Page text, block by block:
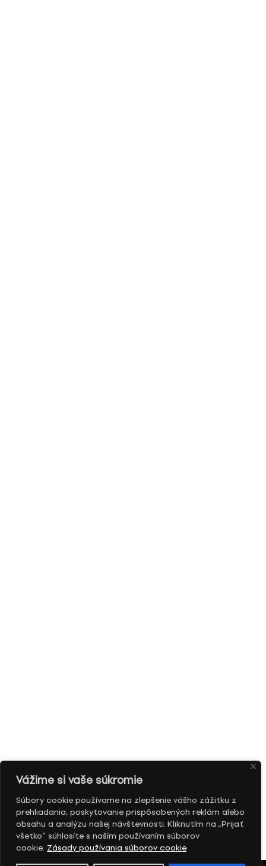
Vážime si vaše súkromie
Súbory cookie používame na zlepšenie vášho zážitku z
prehliadania, poskytovanie prispôsobených reklám alebo
obsahu a analýzu našej návštevnosti. Kliknutím na „Prijať
všetko“ súhlasíte s naším používaním súborov
cookie. Zásady používania súborov cookie